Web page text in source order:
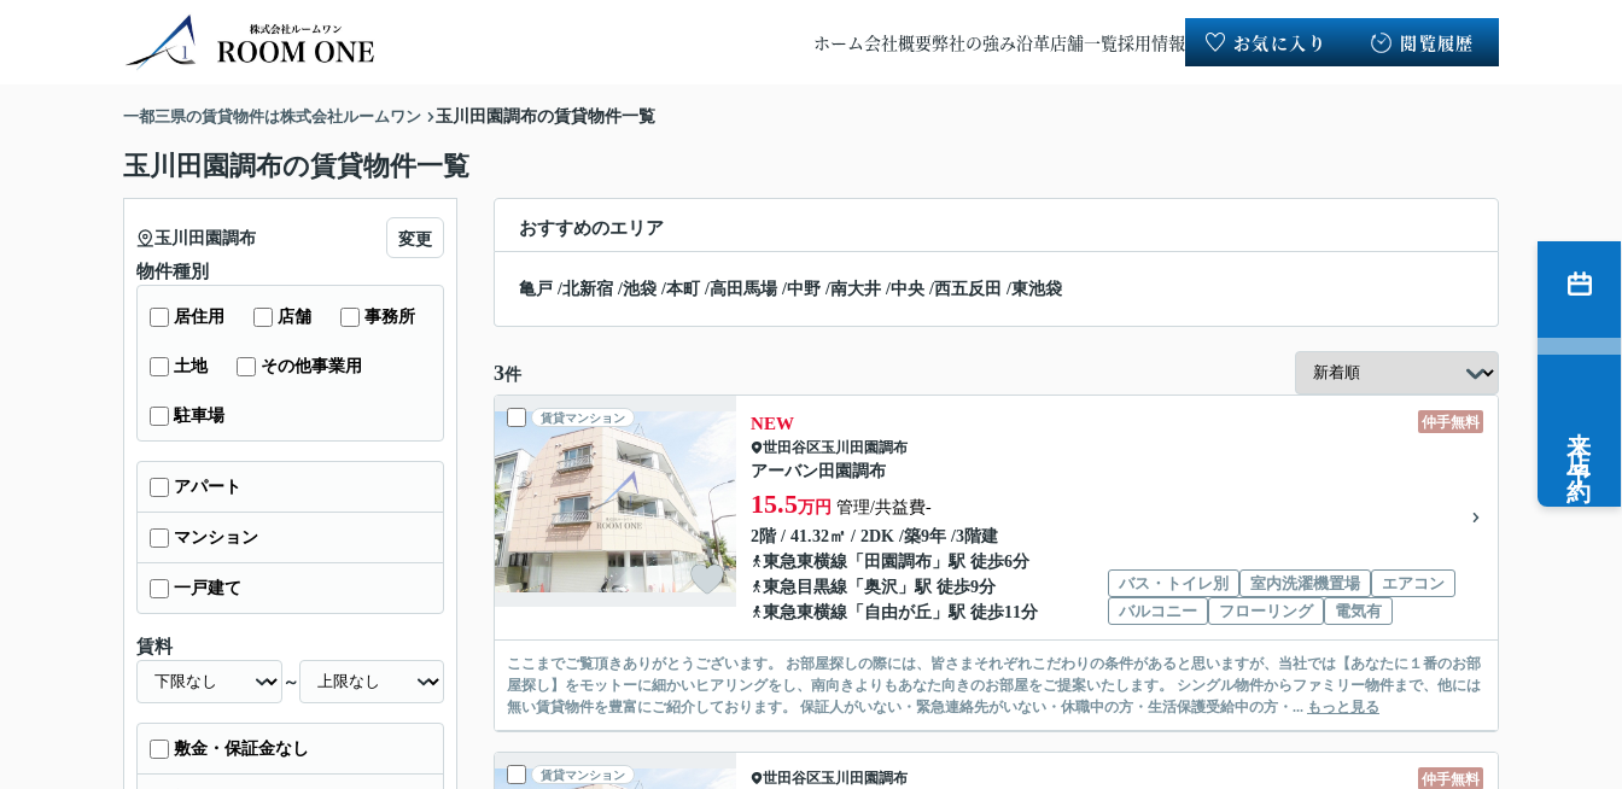
ホーム会社概要弊社の強み沿革店舗一覧採用情報 お気に入り 閲覧履歴
一都三県の賃貸物件は株式会社ルームワン 玉川田園調布の賃貸物件一覧
玉川田園調布の賃貸物件一覧
おすすめのエリア
亀戸 /北新宿 /池袋 /本町 /高田馬場/中野 /南大井 /中央 /西五反田 /東池袋
3件
賃貸マンション 仲手無料
NEW
世田谷区玉川田園調布
アーバン田園調布
15.5万円 管理/共益費-
2階 / 41.32㎡ / 2DK /築9年 /3階建
東急東横線 「 田園調布 」駅 徒歩6分
東急目黒線 「 奥沢 」駅 徒歩9分
東急東横線 「 自由が丘 」駅 徒歩11分
バス・トイレ別 室内洗濯機置場
エアコン
バルコニー
フローリング 電気有
ここまでご覧頂きありがとうございます。 お部屋探しの際には、皆さまそれぞれこだわりの条件があると思いますが、当社では【あなたに１番のお部
屋探し】をモットーに細かいヒアリングをし、南向きよりもあなた向きのお部屋をご提案いたします。 シングル物件からファミリー物件まで、他には
無い賃貸物件を豊富にご紹介しております。 保証人がいない・緊急連絡先がいない・休職中の方・生活保護受給中の方・... もっと見る
賃貸マンション 仲手無料
世田谷区玉川田園調布
玉川田園調布 変更
物件種別
居住用 店舗 事務所
土地 その他事業用
駐車場
アパート
マンション
一戸建て
賃料
～
敷金・保証金なし
来店予約